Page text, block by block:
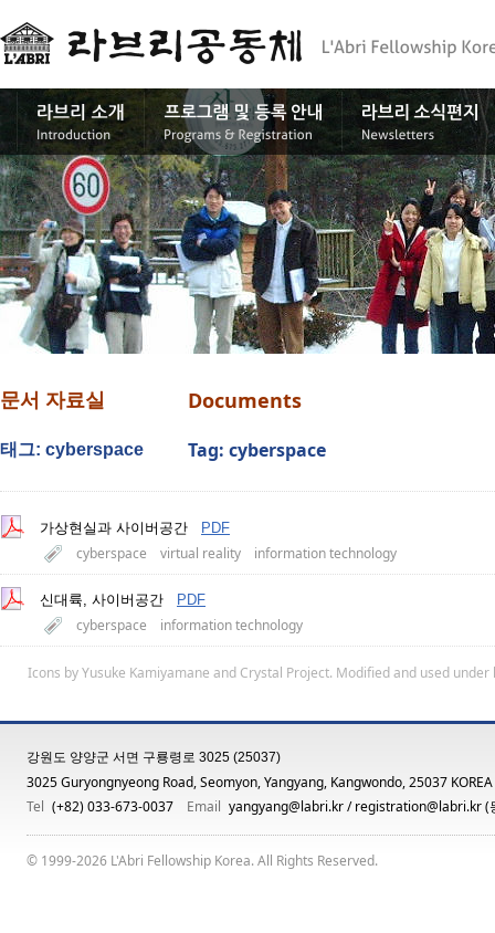
문서 자료실
태그: cyberspace
Documents
Tag: cyberspace
가상현실과 사이버공간 PDF
cyberspace virtual reality information technology
신대륙, 사이버공간 PDF
cyberspace information technology
Icons byYusuke Kamiyamane and Crystal Project. Modified and used under
강원도 양양군 서면 구룡령로 3025 (25037)
3025 Guryongnyeong Road, Seomyon, Yangyang, Kangwondo, 25037 KOREA
Tel (+82) 033-673-0037 Email yangyang@labri.kr/registration@labri.kr(
© 1999-2026 L'Abri Fellowship Korea. All Rights Reserved.